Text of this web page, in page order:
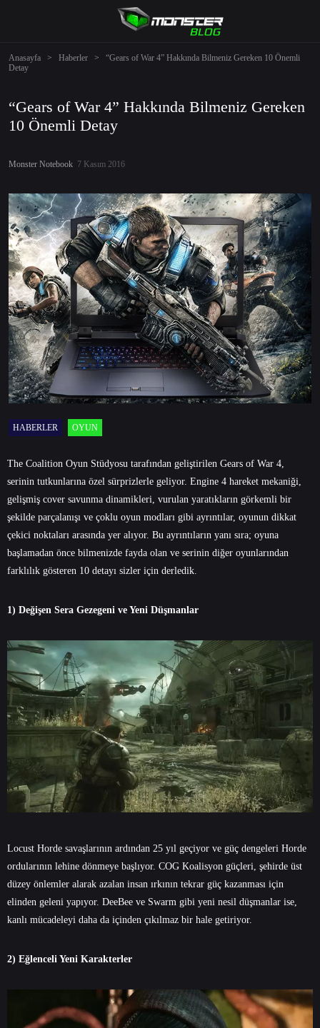
Anasayfa > Haberler > “Gears of War 4” Hakkında Bilmeniz Gereken 10 Önemli
Detay
“Gears of War 4” Hakkında Bilmeniz Gereken
10 Önemli Detay
Monster Notebook 7 Kasım 2016
HABERLER OYUN
The Coalition Oyun Stüdyosu tarafından geliştirilen Gears of War 4,
serinin tutkunlarına özel sürprizlerle geliyor. Engine 4 hareket mekaniği,
gelişmiş cover savunma dinamikleri, vurulan yaratıkların görkemli bir
şekilde parçalanışı ve çoklu oyun modları gibi ayrıntılar, oyunun dikkat
çekici noktaları arasında yer alıyor. Bu ayrıntıların yanı sıra; oyuna
başlamadan önce bilmenizde fayda olan ve serinin diğer oyunlarından
farklılık gösteren 10 detayı sizler için derledik.
1) Değişen Sera Gezegeni ve Yeni Düşmanlar
Locust Horde savaşlarının ardından 25 yıl geçiyor ve güç dengeleri Horde
ordularının lehine dönmeye başlıyor. COG Koalisyon güçleri, şehirde üst
düzey önlemler alarak azalan insan ırkının tekrar güç kazanması için
elinden geleni yapıyor. DeeBee ve Swarm gibi yeni nesil düşmanlar ise,
kanlı mücadeleyi daha da içinden çıkılmaz bir hale getiriyor.
2) Eğlenceli Yeni Karakterler